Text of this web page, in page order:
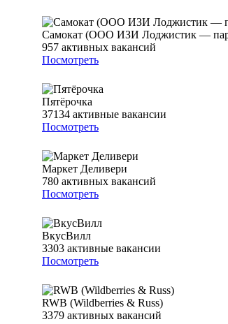
Самокат (ООО ИЗИ Лоджистик —
957 активных вакансий
Посмотреть
Пятёрочка
37134 активные вакансии
Посмотреть
Маркет Деливери
780 активных вакансий
Посмотреть
ВкусВилл
3303 активные вакансии
Посмотреть
RWB (Wildberries & Russ)
3379 активных вакансий